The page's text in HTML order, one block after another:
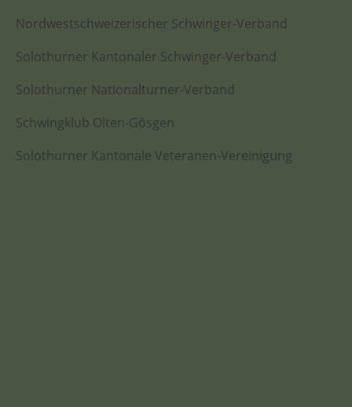
Nordwestschweizerischer Schwinger-Verband
Solothurner Kantonaler Schwinger-Verband
Solothurner Nationalturner-Verband
Schwingklub Olten-Gösgen
Solothurner Kantonale Veteranen-Vereinigung